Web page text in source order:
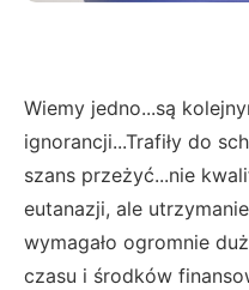
Wiemy jedno...są
ignorancji...Trafiły do
szans przeżyć...nie
eutanazji, ale
wymagało ogromnie
czasu i środków